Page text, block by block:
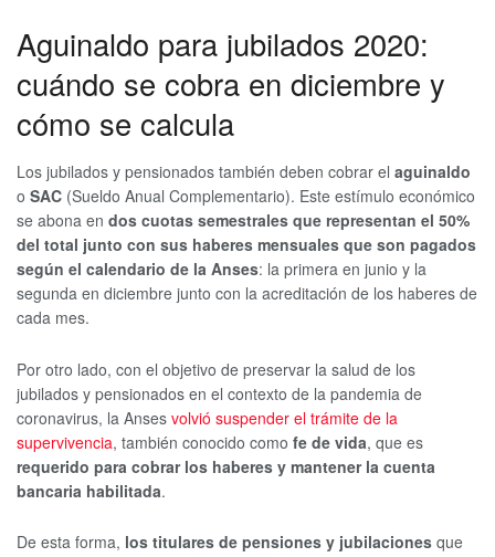
Aguinaldo para jubilados 2020:
cuándo se cobra en diciembre y
cómo se calcula
Los jubilados y pensionados también deben cobrar el aguinaldo
o SAC (Sueldo Anual Complementario). Este estímulo económico
se abona en dos cuotas semestrales que representan el 50%
del total junto con sus haberes mensuales que son pagados
según el calendario de la Anses: la primera en junio y la
segunda en diciembre junto con la acreditación de los haberes de
cada mes.
Por otro lado, con el objetivo de preservar la salud de los
jubilados y pensionados en el contexto de la pandemia de
coronavirus, la Anses volvió suspender el trámite de la
supervivencia, también conocido como fe de vida, que es
requerido para cobrar los haberes y mantener la cuenta
bancaria habilitada.
De esta forma, los titulares de pensiones y jubilaciones que